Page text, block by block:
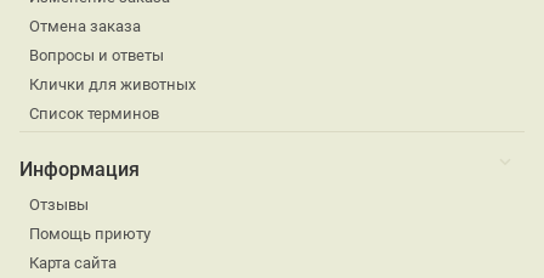
Отмена заказа
Вопросы и ответы
Клички для животных
Список терминов
Информация
Отзывы
Помощь приюту
Карта сайта